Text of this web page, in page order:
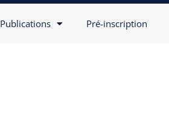
Publications Pré-inscription